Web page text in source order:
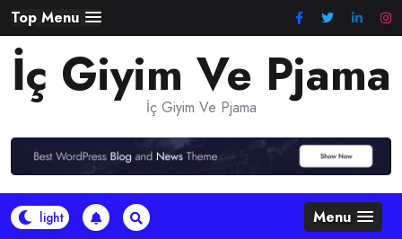
Skip
to
content
Top Menu
İç Giyim Ve Pjama
İç Giyim Ve Pjama
Menu